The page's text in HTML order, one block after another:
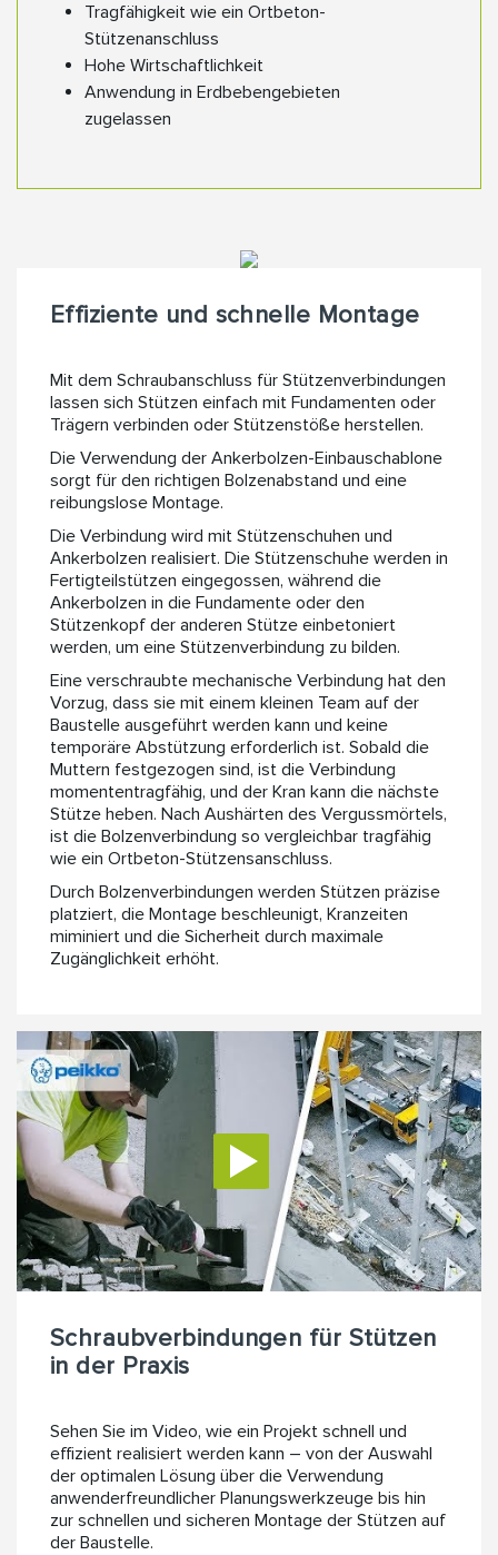
Tragfähigkeit wie ein Ortbeton-
Stützenanschluss
Hohe Wirtschaftlichkeit
Anwendung in Erdbebengebieten
zugelassen
Effiziente und schnelle Montage
Mit dem Schraubanschluss für Stützenverbindungen
lassen sich Stützen einfach mit Fundamenten oder
Trägern verbinden oder Stützenstöße herstellen.
Die Verwendung der Ankerbolzen-Einbauschablone
sorgt für den richtigen Bolzenabstand und eine
reibungslose Montage.
Die Verbindung wird mit Stützenschuhen und
Ankerbolzen realisiert. Die Stützenschuhe werden in
Fertigteilstützen eingegossen, während die
Ankerbolzen in die Fundamente oder den
Stützenkopf der anderen Stütze einbetoniert
werden, um eine Stützenverbindung zu bilden.
Eine verschraubte mechanische Verbindung hat den
Vorzug, dass sie mit einem kleinen Team auf der
Baustelle ausgeführt werden kann und keine
temporäre Abstützung erforderlich ist. Sobald die
Muttern festgezogen sind, ist die Verbindung
momententragfähig, und der Kran kann die nächste
Stütze heben. Nach Aushärten des Vergussmörtels,
ist die Bolzenverbindung so vergleichbar tragfähig
wie ein Ortbeton-Stützensanschluss.
Durch Bolzenverbindungen werden Stützen präzise
platziert, die Montage beschleunigt, Kranzeiten
miminiert und die Sicherheit durch maximale
Zugänglichkeit erhöht.
Schraubverbindungen für Stützen
in der Praxis
Sehen Sie im Video, wie ein Projekt schnell und
effizient realisiert werden kann – von der Auswahl
der optimalen Lösung über die Verwendung
anwenderfreundlicher Planungswerkzeuge bis hin
zur schnellen und sicheren Montage der Stützen auf
der Baustelle.